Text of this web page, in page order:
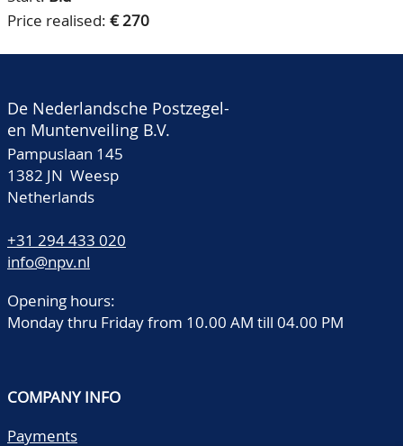
Price realised: € 270
De Nederlandsche Postzegel-
en Muntenveiling B.V.
Pampuslaan 145
1382 JN Weesp
Netherlands
+31 294 433 020
info@npv.nl
Opening hours:
Monday thru Friday from 10.00 AM till 04.00 PM
COMPANY INFO
Payments